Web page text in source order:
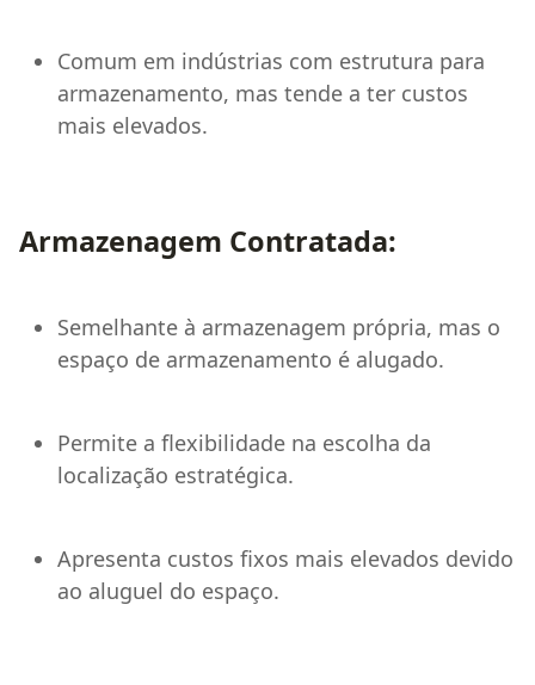
Comum em indústrias com estrutura para
armazenamento, mas tende a ter custos
mais elevados.
Armazenagem Contratada:
Semelhante à armazenagem própria, mas o
espaço de armazenamento é alugado.
Permite a flexibilidade na escolha da
localização estratégica.
Apresenta custos fixos mais elevados devido
ao aluguel do espaço.